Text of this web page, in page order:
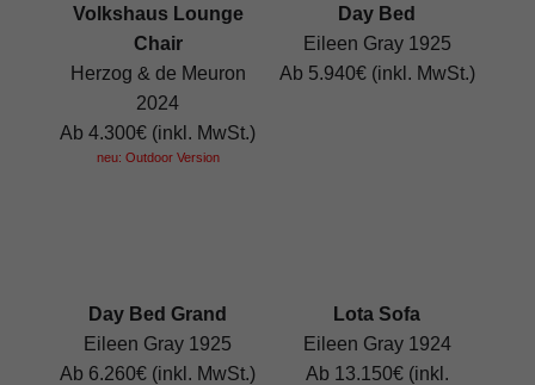
Volkshaus Lounge
Chair
Herzog & de Meuron
2024
Ab 4.300€ (inkl. MwSt.)
neu: Outdoor Version
Day Bed
Eileen Gray 1925
Ab 5.940€ (inkl. MwSt.)
Day Bed Grand
Eileen Gray 1925
Ab 6.260€ (inkl. MwSt.)
Lota Sofa
Eileen Gray 1924
Ab 13.150€ (inkl.